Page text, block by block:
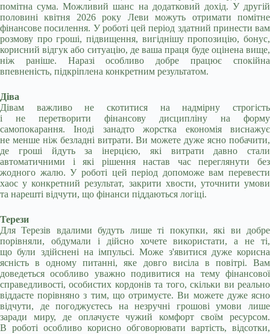
помітна сума. Можливий шанс на додатковий дохід. У другій
половині квітня 2026 року Леви можуть отримати помітне
фінансове посилення. У роботі цей період здатний принести вам
розмову про гроші, підвищення, вигіднішу пропозицію, бонус,
корисний відгук або ситуацію, де ваша праця буде оцінена вище,
ніж раніше. Наразі особливо добре працює спокійна
впевненість, підкріплена конкретним результатом.
Діва
Дівам важливо не скотитися на надмірну строгість
і не перетворити фінансову дисципліну на форму
самопокарання. Іноді занадто жорстка економія виснажує
не менше ніж безладні витрати. Ви можете дуже ясно побачити,
де гроші йдуть за інерцією, які витрати давно стали
автоматичними і які рішення настав час переглянути без
жодного жалю. У роботі цей період допоможе вам перевести
хаос у конкретний результат, закрити хвости, уточнити умови
та нарешті відчути, що фінанси піддаються логіці.
Терези
Для Терезів вдалими будуть лише ті покупки, які ви добре
порівняли, обдумали і дійсно хочете використати, а не ті,
що були здійснені на імпульсі. Може з'явитися дуже корисна
ясність в одному питанні, яке довго висіла в повітрі. Вам
доведеться особливо уважно подивитися на тему фінансової
справедливості, особистих кордонів та того, скільки ви реально
віддаєте порівняно з тим, що отримуєте. Ви можете дуже ясно
відчути, де погоджуєтесь на незручні грошові умови лише
заради миру, де оплачуєте чужий комфорт своїм ресурсом.
В роботі особливо корисно обговорювати вартість, відсотки,